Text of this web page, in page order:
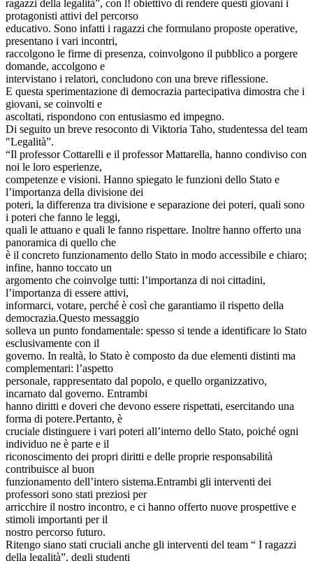
ragazzi della legalità”, con l! obiettivo di rendere questi giovani i
protagonisti attivi del percorso
educativo. Sono infatti i ragazzi che formulano proposte operative,
presentano i vari incontri,
raccolgono le firme di presenza, coinvolgono il pubblico a porgere
domande, accolgono e
intervistano i relatori, concludono con una breve riflessione.
E questa sperimentazione di democrazia partecipativa dimostra che i
giovani, se coinvolti e
ascoltati, rispondono con entusiasmo ed impegno.
Di seguito un breve resoconto di Viktoria Taho, studentessa del team
"Legalità”.
“Il professor Cottarelli e il professor Mattarella, hanno condiviso con
noi le loro esperienze,
competenze e visioni. Hanno spiegato le funzioni dello Stato e
l’importanza della divisione dei
poteri, la differenza tra divisione e separazione dei poteri, quali sono
i poteri che fanno le leggi,
quali le attuano e quali le fanno rispettare. Inoltre hanno offerto una
panoramica di quello che
è il concreto funzionamento dello Stato in modo accessibile e chiaro;
infine, hanno toccato un
argomento che coinvolge tutti: l’importanza di noi cittadini,
l’importanza di essere attivi,
informarci, votare, perché è così che garantiamo il rispetto della
democrazia.Questo messaggio
solleva un punto fondamentale: spesso si tende a identificare lo Stato
esclusivamente con il
governo. In realtà, lo Stato è composto da due elementi distinti ma
complementari: l’aspetto
personale, rappresentato dal popolo, e quello organizzativo,
incarnato dal governo. Entrambi
hanno diritti e doveri che devono essere rispettati, esercitando una
forma di potere.Pertanto, è
cruciale distinguere i vari poteri all’interno dello Stato, poiché ogni
individuo ne è parte e il
riconoscimento dei propri diritti e delle proprie responsabilità
contribuisce al buon
funzionamento dell’intero sistema.Entrambi gli interventi dei
professori sono stati preziosi per
arricchire il nostro incontro, e ci hanno offerto nuove prospettive e
stimoli importanti per il
nostro percorso futuro.
Ritengo siano stati cruciali anche gli interventi del team “ I ragazzi
della legalità”, degli studenti